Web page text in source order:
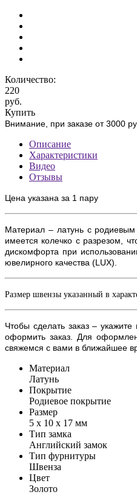
Количество:
220
руб.
Купить
Внимание, при заказе от 3000
Описание
Характеристики
Видео
Отзывы
Цена указана за 1 пару
Материал – латунь с родиевым
имеется колечко с разрезом,
дискомфорта при
ювелирного качества (LUX)
Размер швензы указанный в
Чтобы сделать заказ –
оформить заказ. Для
свяжемся с вами в ближайшее
Материал
Латунь
Покрытие
Родиевое покрытие
Размер
5 х 10 х 17 мм
Тип замка
Английский замок
Тип фурнитуры
Швенза
Цвет
Золото